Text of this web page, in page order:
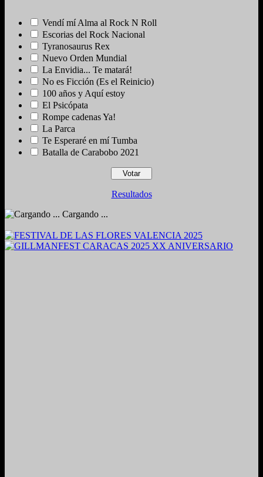
Vendí mí Alma al Rock N Roll
Escorias del Rock Nacional
Tyranosaurus Rex
Nuevo Orden Mundial
La Envidia... Te matará!
No es Ficción (Es el Reinicio)
100 años y Aquí estoy
El Psicópata
Rompe cadenas Ya!
La Parca
Te Esperaré en mí Tumba
Batalla de Carabobo 2021
Resultados
Cargando ...